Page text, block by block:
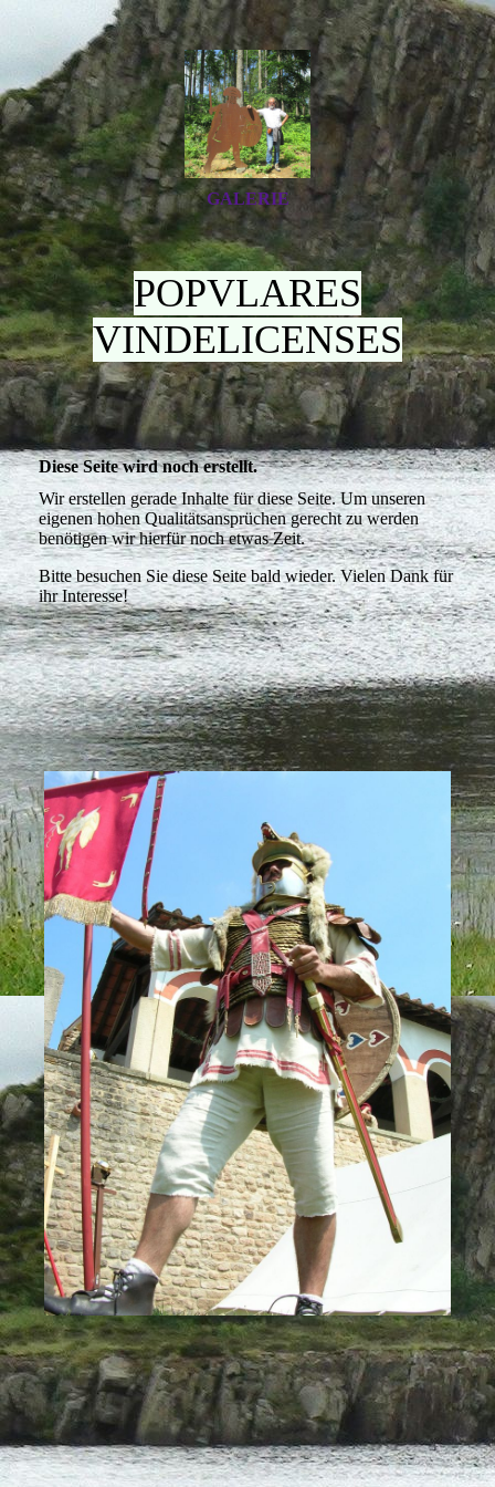
GALERIE
POPVLARES
VINDELICENSES
Diese Seite wird noch erstellt.
Wir erstellen gerade Inhalte für diese Seite. Um unseren
eigenen hohen Qualitätsansprüchen gerecht zu werden
benötigen wir hierfür noch etwas Zeit.
Bitte besuchen Sie diese Seite bald wieder. Vielen Dank für
ihr Interesse!